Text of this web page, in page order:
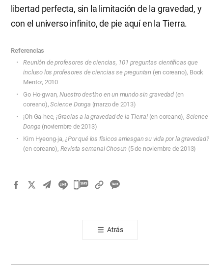
libertad perfecta, sin la limitación de la gravedad, y
con el universo infinito, de pie aquí en la Tierra.
Referencias
Reunión de profesores de ciencias, 101 preguntas científicas que
incluso los profesores de ciencias se preguntan (en coreano), Book
Mentor, 2010
Go Ho-gwan, Nuestro destino en un mundo sin gravedad (en
coreano),Science Donga (marzo de 2013)
¡Oh Ga-hee, ¡Gracias a la gravedad de la Tierra!(en coreano), Science
Donga (noviembre de 2013)
Kim Hyeong-ja,¿Por qué los físicos arriesgan su vida por la gravedad?
(en coreano), Revista semanal Chosun (5 de noviembre de 2013)
카
톡
공
기
Atrás